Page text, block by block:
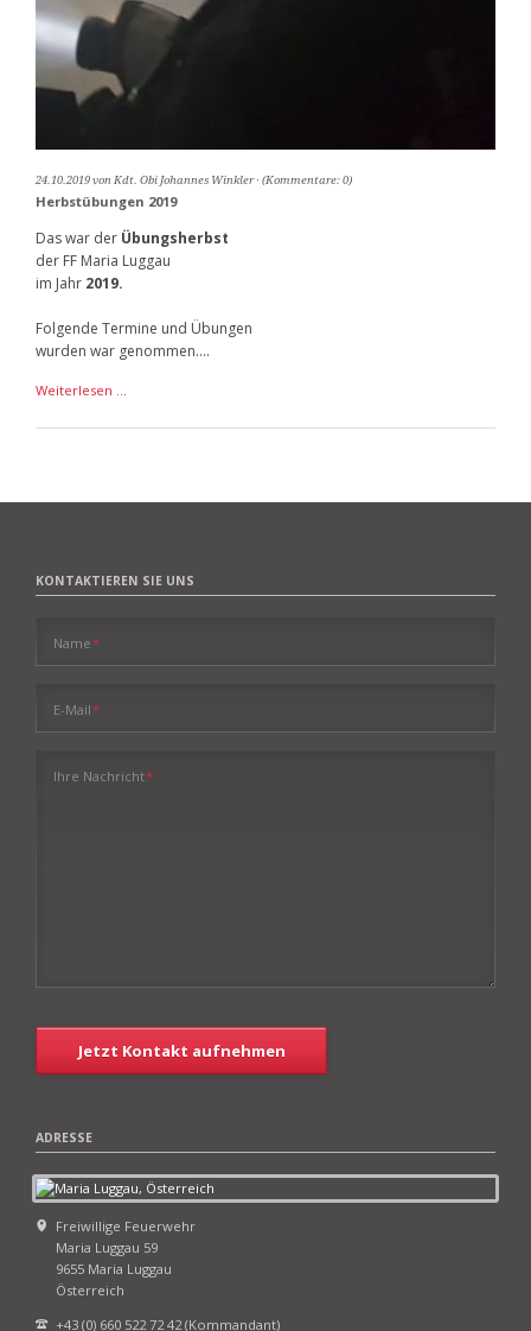
24.10.2019von Kdt. Obi Johannes Winkler (Kommentare: 0)
Herbstübungen 2019
Das war der Übungsherbst
der FF Maria Luggau
im Jahr 2019.
Folgende Termine und Übungen
wurden war genommen....
Weiterlesen …
KONTAKTIEREN SIE UNS
Pflichtfeld
Name*
Pflichtfeld
E-Mail*
Pflichtfeld
Ihre Nachricht*
Jetzt Kontakt aufnehmen
ADRESSE
Freiwillige Feuerwehr
Maria Luggau 59
9655 Maria Luggau
Österreich
+43 (0) 660 522 72 42 (Kommandant)